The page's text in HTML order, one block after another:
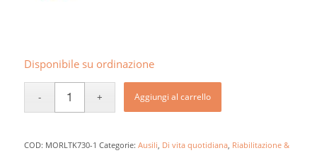
Disponibile su ordinazione
Aggiungi al carrello
COD: MORLTK730-1 Categorie: Ausili Di vita quotidiana, Riabilitazione &